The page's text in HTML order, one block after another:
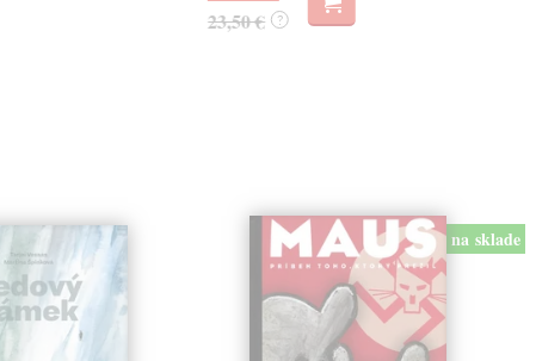
23,50 € ?
na sklade